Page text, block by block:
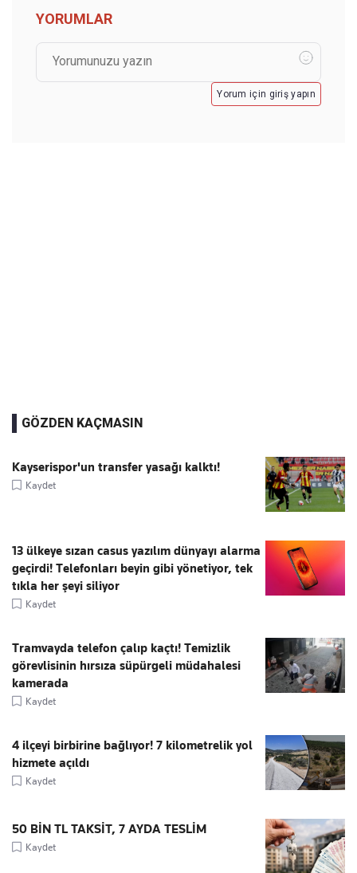
YORUMLAR
Yorum için giriş yapın
GÖZDEN KAÇMASIN
Kayserispor'un transfer yasağı kalktı!
Kaydet
13 ülkeye sızan casus yazılım dünyayı alarma
geçirdi! Telefonları beyin gibi yönetiyor, tek
tıkla her şeyi siliyor
Kaydet
Tramvayda telefon çalıp kaçtı! Temizlik
görevlisinin hırsıza süpürgeli müdahalesi
kamerada
Kaydet
4 ilçeyi birbirine bağlıyor! 7 kilometrelik yol
hizmete açıldı
Kaydet
50 BİN TL TAKSİT, 7 AYDA TESLİM
Kaydet